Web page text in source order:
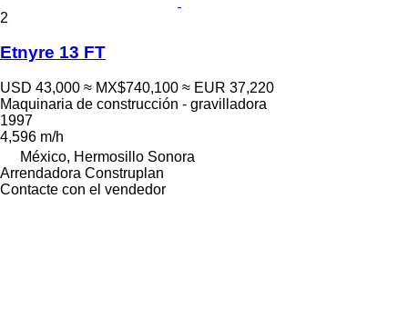
2
Etnyre 13 FT
USD 43,000 ≈ MX$740,100 ≈ EUR 37,220
Maquinaria de construcción - gravilladora
1997
4,596 m/h
México, Hermosillo Sonora
Arrendadora Construplan
Contacte con el vendedor